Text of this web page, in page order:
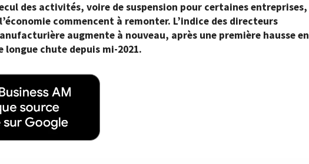
des activités, voire de suspension pour certaines entreprises,
commencent à remonter. L’indice des directeurs
augmente à nouveau, après une première hausse en
chute depuis mi-2021.